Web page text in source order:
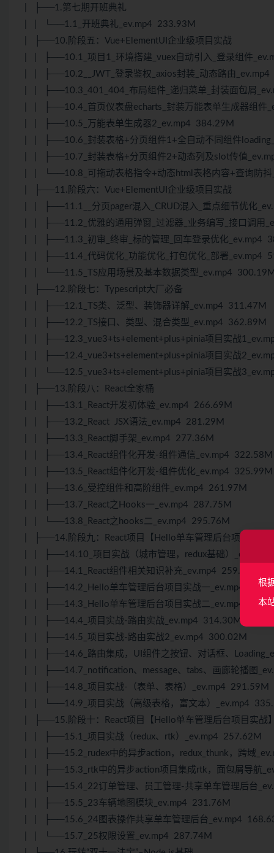
| ├──1.第七期开班典礼
| | └──1.1_开班典礼_ev.mp4 233.93M
| ├──10.阶段五：Vue+ElementUI企业级项目实战
| | ├──10.1_项目1_环境搭建_vuex自动引入_登录组件
| | ├──10.2__JWT_登录鉴权_axios封装_动态路由
| | ├──10.3_401_404_布局组件_递归菜单_封装面包屑
| | ├──10.4_首页仪表盘echarts_封装万能表单生成器组件
| | ├──10.5_万能表单生成器2_ev.mp4 384.29M
| | ├──10.6_封装表格+分页组件1+全自动不同组件
| | ├──10.7_封装表格+分页组件2+动态列及slot传值
| | └──10.8_可拖动表格指令+动态html表格内容+查询防
| ├──11.阶段六：Vue+ElementUI企业级项目实战
| | ├──11.1__分页pager混入_CRUD混入_重点细节优化
| | ├──11.2_优雅的通用弹窗_过滤器_业务编写_接口调用
| | ├──11.3_初审_终审_标的管理_回车登录优化_ev.mp4
| | ├──11.4_代码优化_功能优化_打包优化_部署_ev.mp4
| | └──11.5_TS应用场景及基本数据类型_ev.mp4
| ├──12.阶段七：Typescript大厂必备
| | ├──12.1_TS类、泛型、装饰器详解_ev.mp4 311.47M
| | ├──12.2_TS接口、类型、混合类型_ev.mp4 362.89M
| | ├──12.3_vue3+ts+element+plus+pinia项目实战
| | ├──12.4_vue3+ts+element+plus+pinia项目实战
| | └──12.5_vue3+ts+element+plus+pinia项目实战
| ├──13.阶段八：React全家桶
| | ├──13.1_React开发初体验_ev.mp4 266.69M
| | ├──13.2_React JSX语法_ev.mp4 281.29M
| | ├──13.3_React脚手架_ev.mp4 277.36M
| | ├──13.4_React组件化开发-组件通信_ev.mp4 322.58M
| | ├──13.5_React组件化开发-组件优化_ev.mp4 325.99M
| | ├──13.6_受控组件和高阶组件_ev.mp4 261.97M
| | ├──13.7_React之Hooks一_ev.mp4 287.75M
| | └──13.8_React之hooks二_ev.mp4 295.76M
| ├──14.阶段九：React项目【Hello单车管理后台项目实战
| | ├──14.10_项目实战（城市管理，redux基础）_ev.mp4
| | ├──14.1_React组件相关知识补充_ev.mp4 259.97M
| | ├──14.2_Hello单车管理后台项目实战一_ev.mp4
| | ├──14.3_Hello单车管理后台项目实战二_ev.mp4
| | ├──14.4_项目实战-路由实战_ev.mp4 314.30M
| | ├──14.5_项目实战-路由实战2_ev.mp4 300.02M
| | ├──14.6_路由集成，UI组件之按钮、对话框、
| | ├──14.7_notification、message、tabs、画廊轮播图
| | ├──14.8_项目实战-（表单、表格）_ev.mp4 291.59M
| | └──14.9_项目实战（高级表格，富文本）_ev.mp4
| ├──15.阶段十：React项目【Hello单车管理后台项目实战
| | ├──15.1_项目实战（redux、rtk）_ev.mp4 257.62M
| | ├──15.2_rudex中的异步action，redux_thunk，跨域
| | ├──15.3_rtk中的异步action项目集成rtk，面包屑导航
| | ├──15.4_22订单管理、员工管理-共享单车管理后台
| | ├──15.5_23车辆地图模块_ev.mp4 231.76M
| | ├──15.6_24图表操作共享单车管理后台_ev.mp4
| | └──15.7_25权限设置_ev.mp4 287.74M
根
本